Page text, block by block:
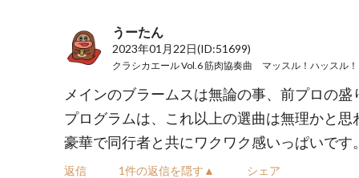
うーたん
2023年01月22日(ID:51699)
メインのブラームスは無論の事、前プロの盛
プログラムは、これ以上の選曲は無理かと思
豪華で同行者と共にワクワク感いっぱいです
返信 1件の返信を隠す▲ シェア